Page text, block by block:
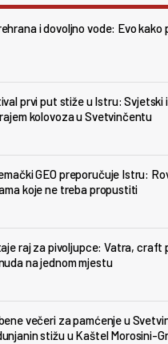
i dovoljno vode: Evo
prvi put stiže u Istru: Svjetski
kolovoza u Svetvinčentu
GEO preporučuje Istru:
koje ne treba propustiti
raj za pivoljupce: Vatra, craft
na jednom mjestu
večeri za pamćenje u
stižu u Kaštel Morosini-